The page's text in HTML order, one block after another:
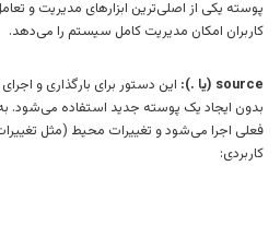
پوسته یکی از اصلی‌ترین ابزارهای مدیریت و
کاربران امکان مدیریت کامل سیستم را می‌دهد.
source (یا .):
این دستور برای بارگذاری و
بدون ایجاد یک پوسته جدید استفاده می‌شود.
فعلی اجرا می‌شود و تغییرات محیط (مثل
کاربردی: